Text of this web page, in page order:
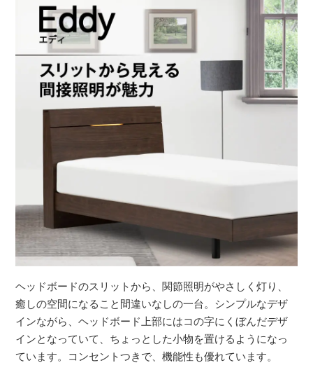
ヘッドボードのスリットから、関節照明がやさしく灯り、
癒しの空間になること間違いなしの一台。シンプルなデザ
インながら、ヘッドボード上部にはコの字にくぼんだデザ
インとなっていて、ちょっとした小物を置けるようになっ
ています。コンセントつきで、機能性も優れています。